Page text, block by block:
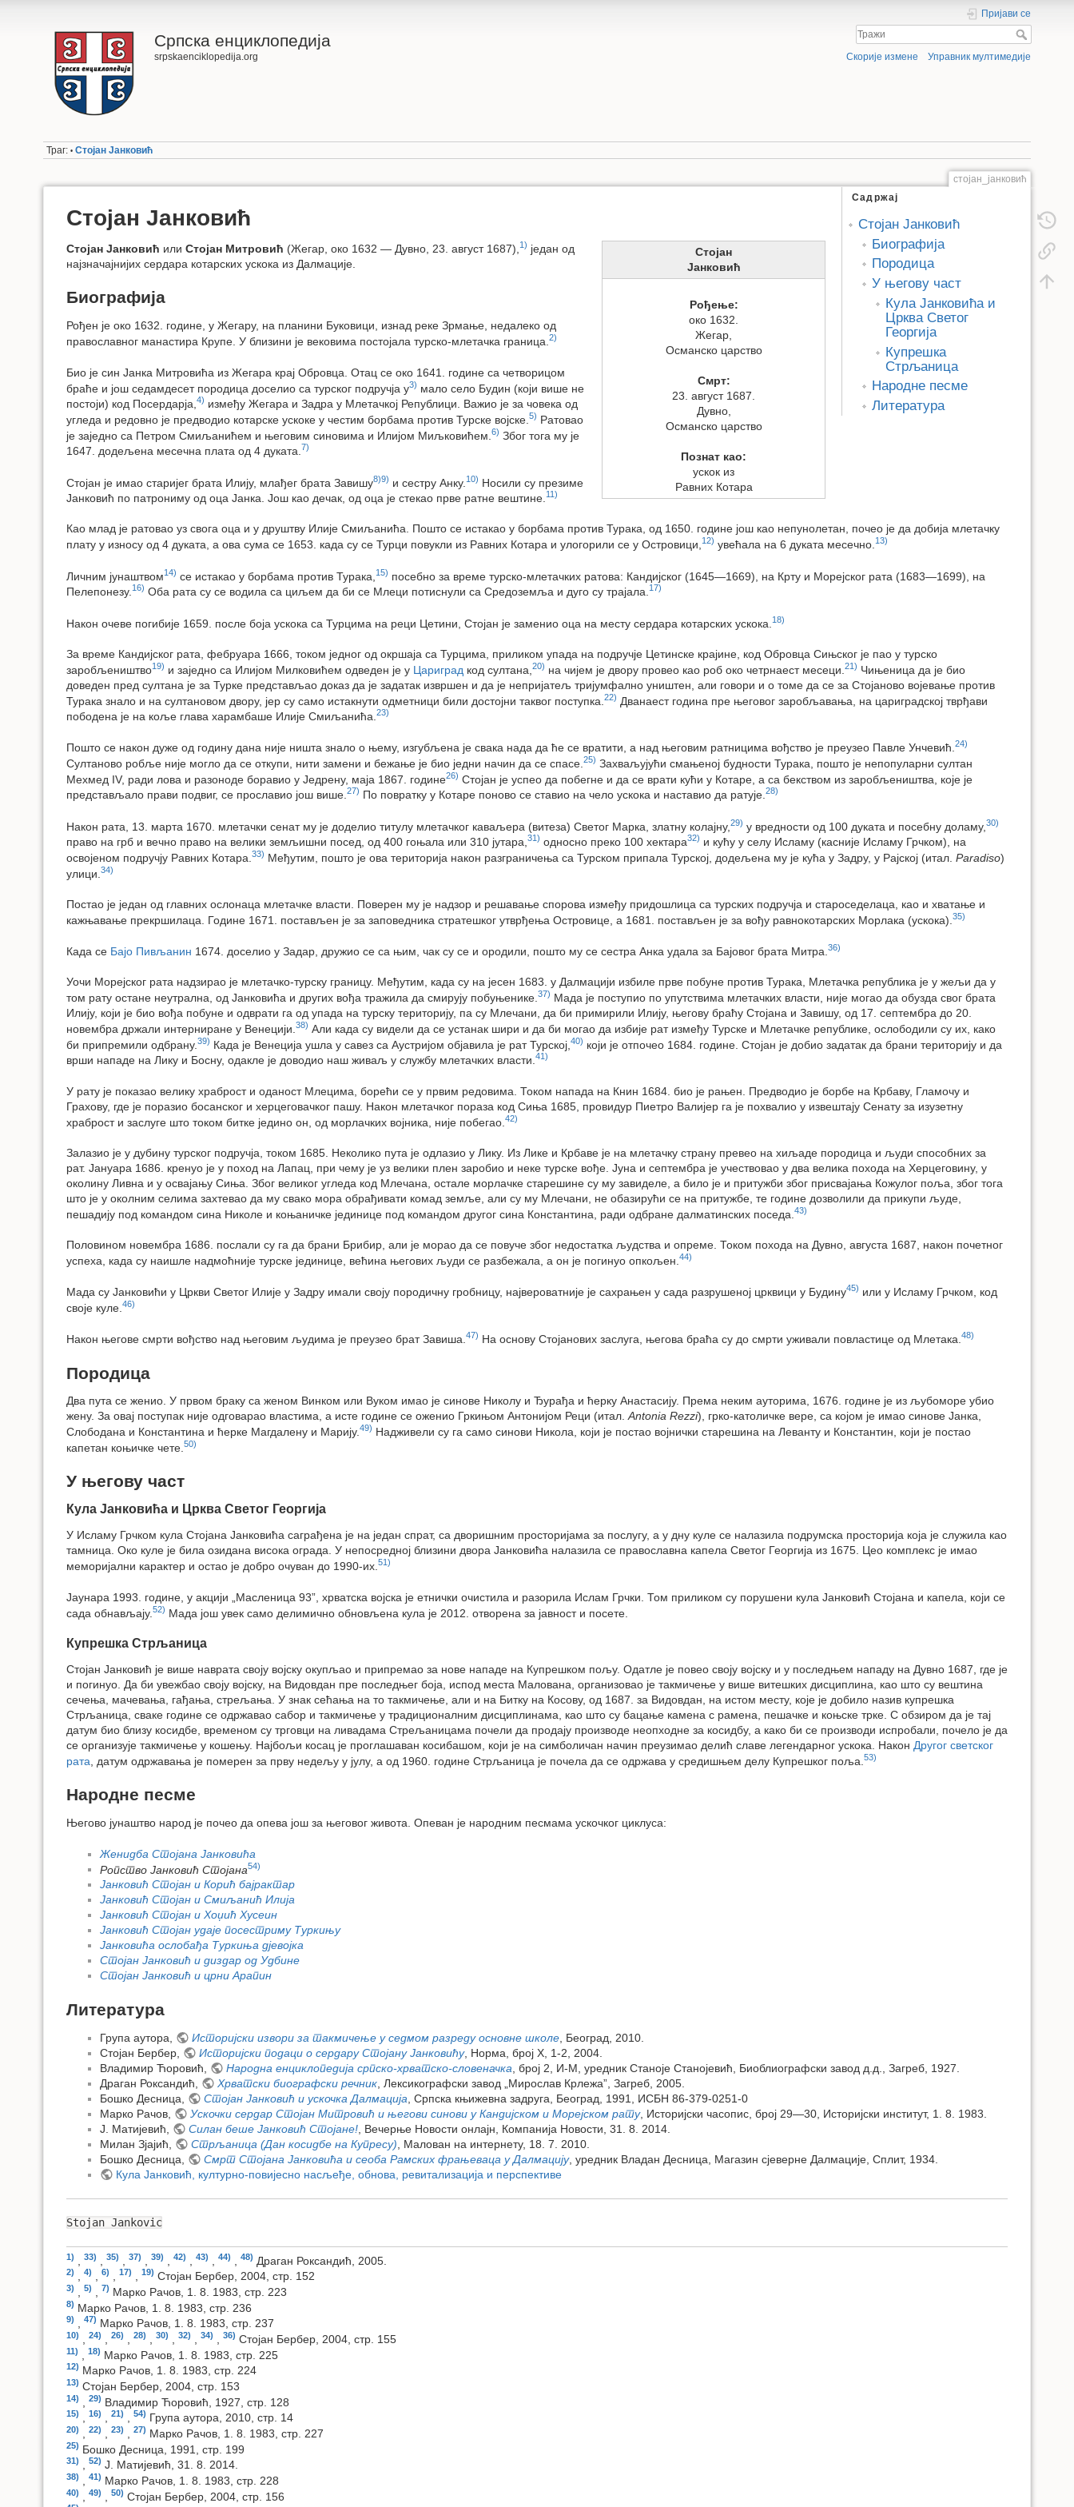
Српска енциклопедија
srpskaenciklopedija.org
Пријави се
Скорије измене Управник мултимедије
Траг: • Стојан Јанковић
стојан_јанковић
Садржај
Стојан Јанковић
Биографија
Породица
У његову част
Кула Јанковића и
Црква Светог
Георгија
Купрешка
Стрљаница
Народне песме
Литература
Стојан Јанковић
Стојан
Јанковић
Рођење:
око 1632.
Жегар,
Османско царство
Смрт:
23. август 1687.
Дувно,
Османско царство
Познат као:
ускок из
Равних Котара
Стојан Јанковић или Стојан Митровић (Жегар, око 1632 — Дувно, 23. август 1687), 1) један од
најзначајнијих сердара котарских ускока из Далмације.
Биографија
Рођен је око 1632. године, у Жегару, на планини Буковици, изнад реке Зрмање, недалеко од
православног манастира Крупе. У близини је вековима постојала турско-млетачка граница. 2)
Био је син Јанка Митровића из Жегара крај Обровца. Отац се око 1641. године са четворицом
браће и још седамдесет породица доселио са турског подручја у3) мало село Будин (који више не
постоји) код Посердарја, 4) између Жегара и Задра у Млетачкој Републици. Важио је за човека од
угледа и редовно је предводио котарске ускоке у честим борбама против Турске војске. 5) Ратовао
је заједно са Петром Смиљанићем и његовим синовима и Илијом Миљковићем. 6) Због тога му је
1647. додељена месечна плата од 4 дуката. 7)
Стојан је имао старијег брата Илију, млађег брата Завишу8)9) и сестру Анку. 10) Носили су презиме
Јанковић по патрониму од оца Јанка. Још као дечак, од оца је стекао прве ратне вештине. 11)
Као млад је ратовао уз свога оца и у друштву Илије Смиљанића. Пошто се истакао у борбама против Турака, од 1650. године још као непунолетан, почео је да добија млетачку
плату у износу од 4 дуката, а ова сума се 1653. када су се Турци повукли из Равних Котара и улогорили се у Островици, 12) увећала на 6 дуката месечно. 13)
Личним јунаштвом14) се истакао у борбама против Турака, 15) посебно за време турско-млетачких ратова: Кандијског (1645—1669), на Крту и Морејског рата (1683—1699), на
Пелепонезу. 16) Оба рата су се водила са циљем да би се Млеци потиснули са Средоземља и дуго су трајала. 17)
Након очеве погибије 1659. после боја ускока са Турцима на реци Цетини, Стојан је заменио оца на месту сердара котарских ускока. 18)
За време Кандијског рата, фебруара 1666, током једног од окршаја са Турцима, приликом упада на подручје Цетинске крајине, код Обровца Сињског је пао у турско
заробљеништво19) и заједно са Илијом Милковићем одведен је у Цариград код султана, 20) на чијем је двору провео као роб око четрнаест месеци. 21) Чињеница да је био
доведен пред султана је за Турке представљао доказ да је задатак извршен и да је непријатељ тријумфално уништен, али говори и о томе да се за Стојаново војевање против
Турака знало и на султановом двору, јер су само истакнути одметници били достојни таквог поступка. 22) Дванаест година пре његовог заробљавања, на цариградској тврђави
пободена је на коље глава харамбаше Илије Смиљанића. 23)
Пошто се након дуже од годину дана није ништа знало о њему, изгубљена је свака нада да ће се вратити, а над његовим ратницима вођство је преузео Павле Унчевић. 24)
Султаново робље није могло да се откупи, нити замени и бежање је био једни начин да се спасе. 25) Захваљујући смањеној будности Турака, пошто је непопуларни султан
Мехмед IV, ради лова и разоноде боравио у Једрену, маја 1867. године26) Стојан је успео да побегне и да се врати кући у Котаре, а са бекством из заробљеништва, које је
представљало прави подвиг, се прославио још више. 27) По повратку у Котаре поново се ставио на чело ускока и наставио да ратује. 28)
Након рата, 13. марта 1670. млетачки сенат му је доделио титулу млетачког каваљера (витеза) Светог Марка, златну колајну, 29) у вредности од 100 дуката и посебну доламу, 30)
право на грб и вечно право на велики земљишни посед, од 400 гоњала или 310 јутара, 31) односно преко 100 хектара32) и кућу у селу Исламу (касније Исламу Грчком), на
освојеном подручју Равних Котара. 33) Међутим, пошто је ова територија након разграничења са Турском припала Турској, додељена му је кућа у Задру, у Рајској (итал. Paradiso)
улици. 34)
Постао је један од главних ослонаца млетачке власти. Поверен му је надзор и решавање спорова између придошлица са турских подручја и староседелаца, као и хватање и
кажњавање прекршилаца. Године 1671. постављен је за заповедника стратешког утврђења Островице, а 1681. постављен је за вођу равнокотарских Морлака (ускока). 35)
Када се Бајо Пивљанин 1674. доселио у Задар, дружио се са њим, чак су се и ородили, пошто му се сестра Анка удала за Бајовог брата Митра. 36)
Уочи Морејског рата надзирао је млетачко-турску границу. Међутим, када су на јесен 1683. у Далмацији избиле прве побуне против Турака, Млетачка република је у жељи да у
том рату остане неутрална, од Јанковића и других вођа тражила да смирују побуњенике. 37) Мада је поступио по упутствима млетачких власти, није могао да обузда свог брата
Илију, који је био вођа побуне и одврати га од упада на турску територију, па су Млечани, да би примирили Илију, његову браћу Стојана и Завишу, од 17. септембра до 20.
новембра држали интерниране у Венецији. 38) Али када су видели да се устанак шири и да би могао да избије рат између Турске и Млетачке републике, ослободили су их, како
би припремили одбрану. 39) Када је Венеција ушла у савез са Аустријом објавила је рат Турској, 40) који је отпочео 1684. године. Стојан је добио задатак да брани територију и да
врши нападе на Лику и Босну, одакле је доводио наш живаљ у службу млетачких власти. 41)
У рату је показао велику храброст и оданост Млецима, борећи се у првим редовима. Током напада на Книн 1684. био је рањен. Предводио је борбе на Крбаву, Гламочу и
Грахову, где је поразио босанског и херцеговачког пашу. Након млетачког пораза код Сиња 1685, провидур Пиетро Валијер га је похвалио у извештају Сенату за изузетну
храброст и заслуге што током битке једино он, од морлачких војника, није побегао. 42)
Залазио је у дубину турског подручја, током 1685. Неколико пута је одлазио у Лику. Из Лике и Крбаве је на млетачку страну превео на хиљаде породица и људи способних за
рат. Јануара 1686. кренуо је у поход на Лапац, при чему је уз велики плен заробио и неке турске вође. Јуна и септембра је учествовао у два велика похода на Херцеговину, у
околину Ливна и у освајању Сиња. Због великог угледа код Млечана, остале морлачке старешине су му завиделе, а било је и притужби због присвајања Кожулог поља, због тога
што је у околним селима захтевао да му свако мора обрађивати комад земље, али су му Млечани, не обазирући се на притужбе, те године дозволили да прикупи људе,
пешадију под командом сина Николе и коњаничке јединице под командом другог сина Константина, ради одбране далматинских поседа. 43)
Половином новембра 1686. послали су га да брани Брибир, али је морао да се повуче због недостатка људства и опреме. Током похода на Дувно, августа 1687, након почетног
успеха, када су наишле надмоћније турске јединице, већина његових људи се разбежала, а он је погинуо опкољен. 44)
Мада су Јанковићи у Цркви Светог Илије у Задру имали своју породичну гробницу, највероватније је сахрањен у сада разрушеној црквици у Будину45) или у Исламу Грчком, код
своје куле. 46)
Након његове смрти вођство над његовим људима је преузео брат Завиша. 47) На основу Стојанових заслуга, његова браћа су до смрти уживали повластице од Млетака. 48)
Породица
Два пута се женио. У првом браку са женом Винком или Вуком имао је синове Николу и Ђурађа и ћерку Анастасију. Према неким ауторима, 1676. године је из љубоморе убио
жену. За овај поступак није одговарао властима, а исте године се оженио Гркињом Антонијом Реци (итал.Antonia Rezzi), грко-католичке вере, са којом је имао синове Јанка,
Слободана и Константина и ћерке Магдалену и Марију. 49) Надживели су га само синови Никола, који је постао војнички старешина на Леванту и Константин, који је постао
капетан коњичке чете. 50)
У његову част
Кула Јанковића и Црква Светог Георгија
У Исламу Грчком кула Стојана Јанковића саграђена је на један спрат, са дворишним просторијама за послугу, а у дну куле се налазила подрумска просторија која је служила као
тамница. Око куле је била озидана висока ограда. У непосредној близини двора Јанковића налазила се православна капела Светог Георгија из 1675. Цео комплекс је имао
меморијални карактер и остао је добро очуван до 1990-их. 51)
Јаунара 1993. године, у акцији „Масленица 93”, хрватска војска је етнички очистила и разорила Ислам Грчки. Том приликом су порушени кула Јанковић Стојана и капела, који се
сада обнављају. 52) Мада још увек само делимично обновљена кула је 2012. отворена за јавност и посете.
Купрешка Стрљаница
Стојан Јанковић је више наврата своју војску окупљао и припремао за нове нападе на Купрешком пољу. Одатле је повео своју војску и у последњем нападу на Дувно 1687, где је
и погинуо. Да би увежбао своју војску, на Видовдан пре последњег боја, испод места Малована, организовао је такмичење у више витешких дисциплина, као што су вештина
сечења, мачевања, гађања, стрељања. У знак сећања на то такмичење, али и на Битку на Косову, од 1687. за Видовдан, на истом месту, које је добило назив купрешка
Стрљаница, сваке године се одржавао сабор и такмичење у традиционалним дисциплинама, као што су бацање камена с рамена, пешачке и коњске трке. С обзиром да је тај
датум био близу косидбе, временом су трговци на ливадама Стрељаницама почели да продају производе неопходне за косидбу, а како би се производи испробали, почело је да
се организује такмичење у кошењу. Најбољи косац је проглашаван косибашом, који је на симболичан начин преузимао делић славе легендарног ускока. Након Другог светског
рата , датум одржавања је померен за прву недељу у јулу, а од 1960. године Стрљаница је почела да се одржава у средишњем делу Купрешког поља. 53)
Народне песме
Његово јунаштво народ је почео да опева још за његовог живота. Опеван је народним песмама ускочког циклуса:
Женидба Стојана Јанковића
Ропство Јанковић Стојана54)
Јанковић Стојан и Корић бајрактар
Јанковић Стојан и Смиљанић Илија
Јанковић Стојан и Хоџић Хусеин
Јанковић Стојан удаје посестриму Туркињу
Јанковића ослобађа Туркиња дјевојка
Стојан Јанковић и диздар од Удбине
Стојан Јанковић и црни Арапин
Литература
Група аутора, Историјски извори за такмичење у седмом разреду основне школе, Београд, 2010.
Стојан Бербер,
Историјски подаци о сердару Стојану Јанковићу, Норма, број X, 1-2, 2004.
Владимир Ћоровић,
Народна енциклопедија српско-хрватско-словеначка , број 2, И-М, уредник Станоје Станојевић, Биоблиографски завод д.д., Загреб, 1927.
Драган Роксандић,
Хрватски биографски речник, Лексикографски завод „Мирослав Крлежа”, Загреб, 2005.
Бошко Десница,
Стојан Јанковић и ускочка Далмација , Српска књижевна задруга, Београд, 1991, ИСБН 86-379-0251-0
Марко Рачов,
Ускочки сердар Стојан Митровић и његови синови у Кандијском и Морејском рату, Историјски часопис, број 29—30, Историјски институт, 1. 8. 1983.
Ј. Матијевић,
Силан беше Јанковић Стојане!, Вечерње Новости онлајн, Компанија Новости, 31. 8. 2014.
Милан Зјајић,
Стрљаница (Дан косидбе на Купресу) , Малован на интернету, 18. 7. 2010.
Бошко Десница,
Смрт Стојана Јанковића и сеоба Рамских фрањеваца у Далмацију, уредник Владан Десница, Магазин сјеверне Далмације, Сплит, 1934.
Кула Јанковић, културно-повијесно насљеђе, обнова, ревитализација и перспективе
Stojan Jankovic
1) 33) 35) 37) 39) 42) 43) 44) 48) Драган Роксандић, 2005.
2) 4) 6) 17) 19) Стојан Бербер, 2004, стр. 152
3) 5) 7) Марко Рачов, 1. 8. 1983, стр. 223
8) Марко Рачов, 1. 8. 1983, стр. 236
9) 47) Марко Рачов, 1. 8. 1983, стр. 237
10) 24) 26) 28) 30) 32) 34) 36) Стојан Бербер, 2004, стр. 155
11) 18) Марко Рачов, 1. 8. 1983, стр. 225
12) Марко Рачов, 1. 8. 1983, стр. 224
13) Стојан Бербер, 2004, стр. 153
14) 29) Владимир Ћоровић, 1927, стр. 128
15) 16) 21) 54) Група аутора, 2010, стр. 14
20) 22) 23) 27) Марко Рачов, 1. 8. 1983, стр. 227
25) Бошко Десница, 1991, стр. 199
31) 52) Ј. Матијевић, 31. 8. 2014.
38) 41) Марко Рачов, 1. 8. 1983, стр. 228
40) 49) 50) Стојан Бербер, 2004, стр. 156